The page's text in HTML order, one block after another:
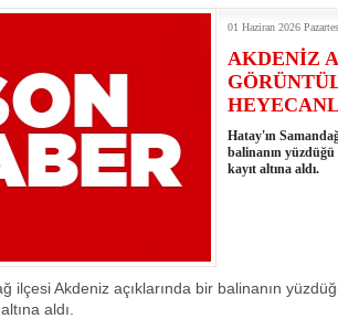
01 Haziran 2026
AKDENİZ
Hatay'ın
balinanın yüzdüğü
kayıt altına aldı.
ilçesi Akdeniz açıklarında bir balinanın
aldı.